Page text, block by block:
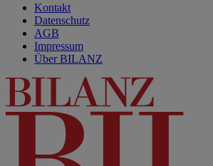
Kontakt
Datenschutz
AGB
Impressum
Über BILANZ